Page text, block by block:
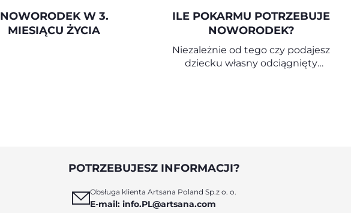
NOWORODEK W 3.
MIESIĄCU ŻYCIA
ILE POKARMU POTRZEBUJE
NOWORODEK?
Niezależnie od tego czy podajesz
dziecku własny odciągnięty
POTRZEBUJESZ INFORMACJI?
Obsługa klienta Artsana Poland Sp.z o. o.
E-mail: info.PL@artsana.com